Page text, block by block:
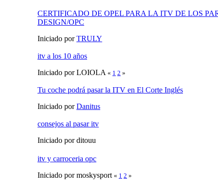
CERTIFICADO DE OPEL PARA LA ITV DE LOS
DESIGN/OPC
Iniciado porTRULY
itv a los 10 años
Iniciado por LOIOLA « 1 2 »
Tu coche podrá pasar la ITV en El Corte Inglés
Iniciado porDanitus
consejos al pasar itv
Iniciado por ditouu
itv y carroceria opc
Iniciado por moskysport « 1 2 »